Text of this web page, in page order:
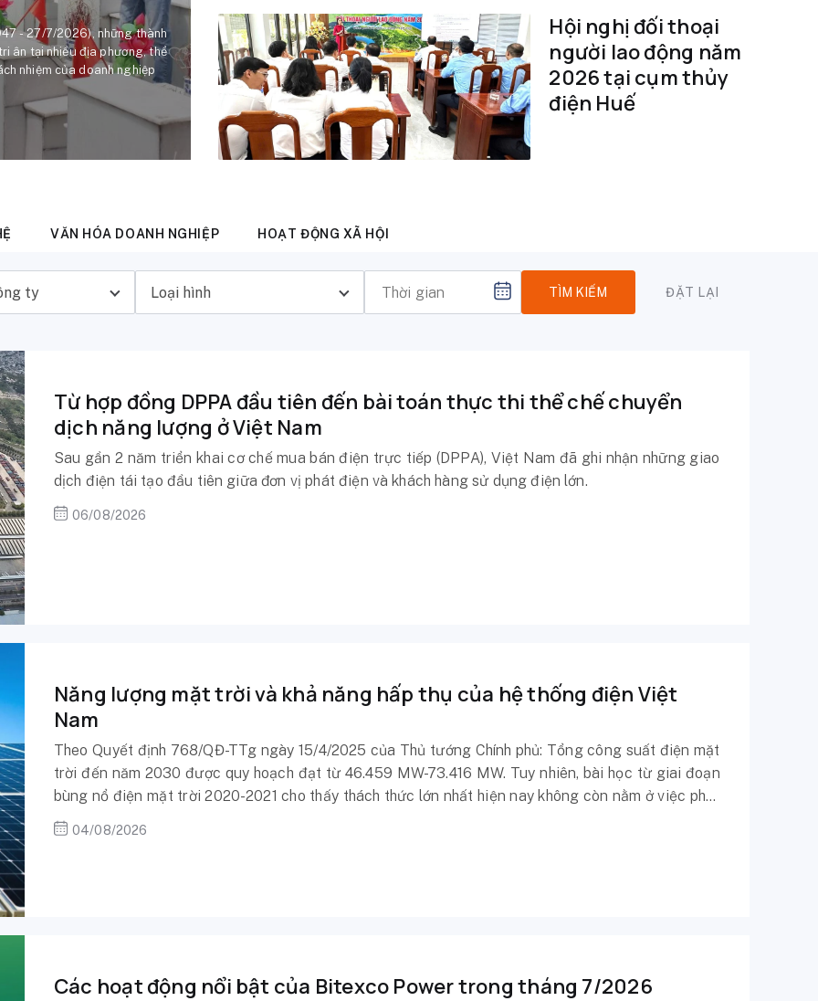
- 27/7/2026), những thành
ân tại nhiều địa phương, thể
nhiệm của doanh nghiệp
Hội nghị đối thoại
người lao động năm
2026 tại cụm thủy
điện Huế
VĂN HÓA DOANH NGHIỆP HOẠT ĐỘNG XÃ HỘI
ty Loại hình TÌM KIẾM ĐẶT LẠI
Từ hợp đồng DPPA đầu tiên đến bài toán thực thi thể chế chuyển
dịch năng lượng ở Việt Nam
Sau gần 2 năm triển khai cơ chế mua bán điện trực tiếp (DPPA), Việt Nam đã ghi nhận những giao
dịch điện tái tạo đầu tiên giữa đơn vị phát điện và khách hàng sử dụng điện lớn.
06/08/2026
Năng lượng mặt trời và khả năng hấp thụ của hệ thống điện Việt
Nam
Theo Quyết định 768/QĐ-TTg ngày 15/4/2025 của Thủ tướng Chính phủ: Tổng công suất điện mặt
trời đến năm 2030 được quy hoạch đạt từ 46.459 MW-73.416 MW. Tuy nhiên, bài học từ giai đoạn
bùng nổ điện mặt trời 2020-2021 cho thấy thách thức lớn nhất hiện nay không còn nằm ở việc phát
triển nguồn điện, mà nằm ở khả năng hấp thụ của hệ thống điện.
04/08/2026
Các hoạt động nổi bật của Bitexco Power trong tháng 7/2026